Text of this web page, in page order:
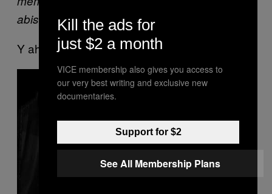
abismo.
Y ahora el video:
Kill the ads for
just $2 a month
VICE membership also gives you access to
our very best writing and exclusive new
documentaries.
Support for $2
See All Membership Plans